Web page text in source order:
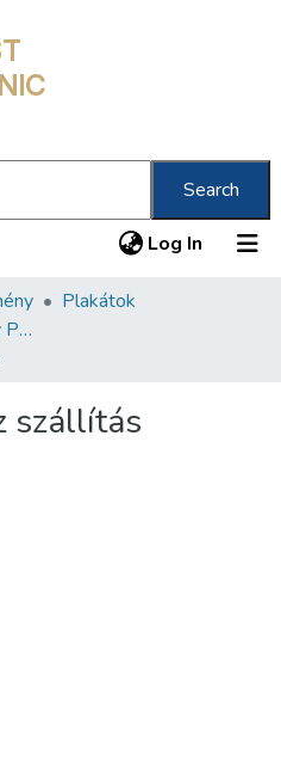
Search
Log In (current)
Plakátok
A Budapest Gyűjtemény Plakáttárának plakátjai
szállítás